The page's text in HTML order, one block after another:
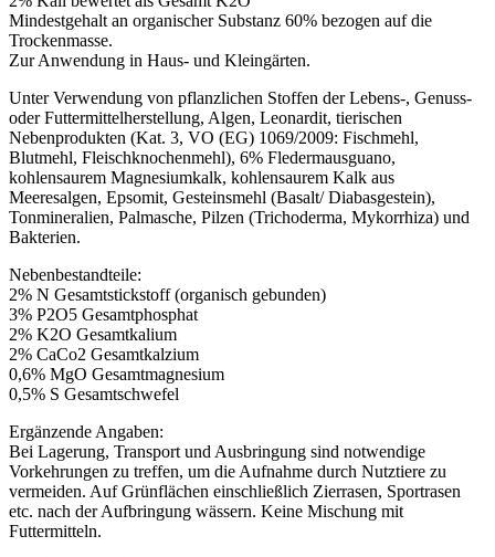
Mindestgehalt an organischer Substanz 60% bezogen auf die
Trockenmasse.
Zur Anwendung in Haus- und Kleingärten.
Unter Verwendung von pflanzlichen Stoffen der Lebens-, Genuss-
oder Futtermittelherstellung, Algen, Leonardit, tierischen
Nebenprodukten (Kat. 3, VO (EG) 1069/2009: Fischmehl,
Blutmehl, Fleischknochenmehl), 6% Fledermausguano,
kohlensaurem Magnesiumkalk, kohlensaurem Kalk aus
Meeresalgen, Epsomit, Gesteinsmehl (Basalt/ Diabasgestein),
Tonmineralien, Palmasche, Pilzen (Trichoderma, Mykorrhiza) und
Bakterien.
Nebenbestandteile:
2% N Gesamtstickstoff (organisch gebunden)
3% P2O5 Gesamtphosphat
2% K2O Gesamtkalium
2% CaCo2 Gesamtkalzium
0,6% MgO Gesamtmagnesium
0,5% S Gesamtschwefel
Ergänzende Angaben:
Bei Lagerung, Transport und Ausbringung sind notwendige
Vorkehrungen zu treffen, um die Aufnahme durch Nutztiere zu
vermeiden. Auf Grünflächen einschließlich Zierrasen, Sportrasen
etc. nach der Aufbringung wässern. Keine Mischung mit
Futtermitteln.